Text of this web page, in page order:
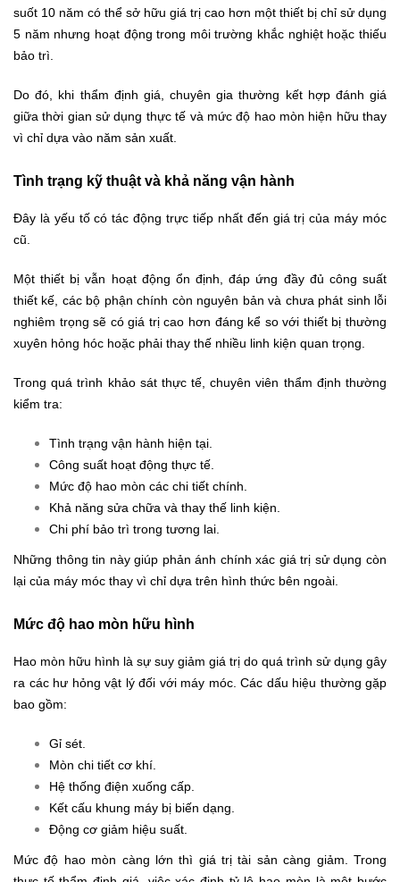
suốt 10 năm có thể sở hữu giá trị cao hơn một thiết bị chỉ sử dụng
5 năm nhưng hoạt động trong môi trường khắc nghiệt hoặc thiếu
bảo trì.
Do đó, khi thẩm định giá, chuyên gia thường kết hợp đánh giá
giữa thời gian sử dụng thực tế và mức độ hao mòn hiện hữu thay
vì chỉ dựa vào năm sản xuất.
Tình trạng kỹ thuật và khả năng vận hành
Đây là yếu tố có tác động trực tiếp nhất đến giá trị của máy móc
cũ.
Một thiết bị vẫn hoạt động ổn định, đáp ứng đầy đủ công suất
thiết kế, các bộ phận chính còn nguyên bản và chưa phát sinh lỗi
nghiêm trọng sẽ có giá trị cao hơn đáng kể so với thiết bị thường
xuyên hỏng hóc hoặc phải thay thế nhiều linh kiện quan trọng.
Trong quá trình khảo sát thực tế, chuyên viên thẩm định thường
kiểm tra:
Tình trạng vận hành hiện tại.
Công suất hoạt động thực tế.
Mức độ hao mòn các chi tiết chính.
Khả năng sửa chữa và thay thế linh kiện.
Chi phí bảo trì trong tương lai.
Những thông tin này giúp phản ánh chính xác giá trị sử dụng còn
lại của máy móc thay vì chỉ dựa trên hình thức bên ngoài.
Mức độ hao mòn hữu hình
Hao mòn hữu hình là sự suy giảm giá trị do quá trình sử dụng gây
ra các hư hỏng vật lý đối với máy móc. Các dấu hiệu thường gặp
bao gồm:
Gỉ sét.
Mòn chi tiết cơ khí.
Hệ thống điện xuống cấp.
Kết cấu khung máy bị biến dạng.
Động cơ giảm hiệu suất.
Mức độ hao mòn càng lớn thì giá trị tài sản càng giảm. Trong